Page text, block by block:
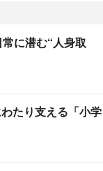
に潜む“人身取
たり支える「小学